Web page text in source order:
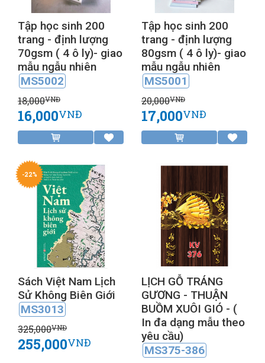
Tập học sinh 200
trang - định lượng
70gsm ( 4 ô ly)- giao
mẫu ngẫu nhiên
MS5002
18,000VNĐ
16,000VNĐ
Tập học sinh 200
trang - định lượng
80gsm ( 4 ô ly)- giao
mẫu ngẫu nhiên
MS5001
20,000VNĐ
17,000VNĐ
-22%
Sách Việt Nam Lịch
Sử Không Biên Giới
MS3013
325,000VNĐ
255,000VNĐ
LỊCH GỖ TRÁNG
GƯƠNG - THUẬN
BUỒM XUÔI GIÓ - (
In đa dạng mẫu theo
yêu cầu)
MS375-386